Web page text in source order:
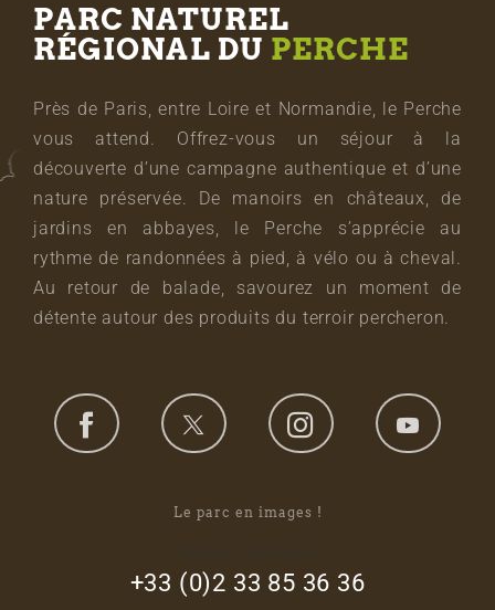
PARC NATUREL
RÉGIONAL DU PERCHE
Près de Paris, entre Loire et Normandie, le Perche
vous attend. Offrez-vous un séjour à la
découverte d’une campagne authentique et d’une
nature préservée. De manoirs en châteaux, de
jardins en abbayes, le Perche s’apprécie au
rythme de randonnées à pied, à vélo ou à cheval.
Au retour de balade, savourez un moment de
détente autour des produits du terroir percheron.
Le parc en images !
+33 (0)2 33 85 36 36